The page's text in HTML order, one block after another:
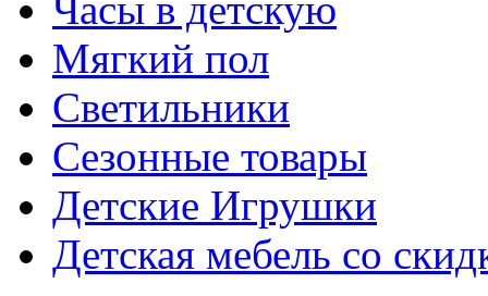
Часы в детскую
Мягкий пол
Светильники
Сезонные товары
Детские Игрушки
Детская мебель со